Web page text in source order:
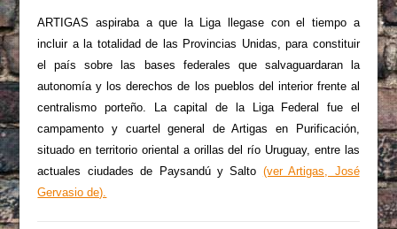
ARTIGAS aspiraba a que la Liga llegase con el tiempo a
incluir a la totalidad de las Provincias Unidas, para constituir
el país sobre las bases federales que salvaguardaran la
autonomía y los derechos de los pueblos del interior frente al
centralismo porteño. La capital de la Liga Federal fue el
campamento y cuartel general de Artigas en Purificación,
situado en territorio oriental a orillas del río Uruguay, entre las
actuales ciudades de Paysandú y Salto (ver Artigas, José
Gervasio de).